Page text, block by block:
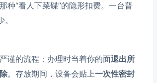
种“看人下菜碟”的隐形扣费。一台普
谨的流程：办理时当着你的面退出所
。存放期间，设备会贴上一次性密封